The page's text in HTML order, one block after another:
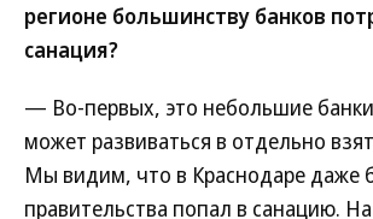
регионе большинству банков
санация?
— Во-первых, это небольшие
может развиваться в отдельно
Мы видим, что в Краснодаре даже
правительства попал в санацию.